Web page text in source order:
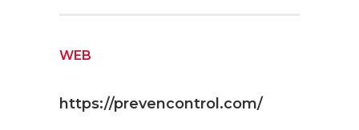
WEB
https://prevencontrol.com/